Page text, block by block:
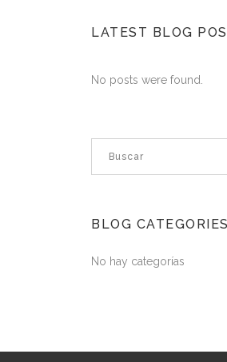
LATEST BLOG
No posts were found.
BLOG CATEGORIES
No hay categorías